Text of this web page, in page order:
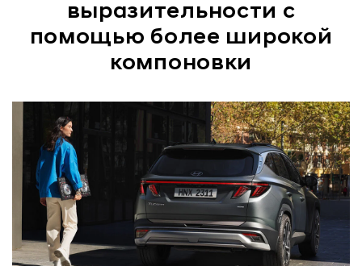
выразительности с
помощью более широкой
компоновки